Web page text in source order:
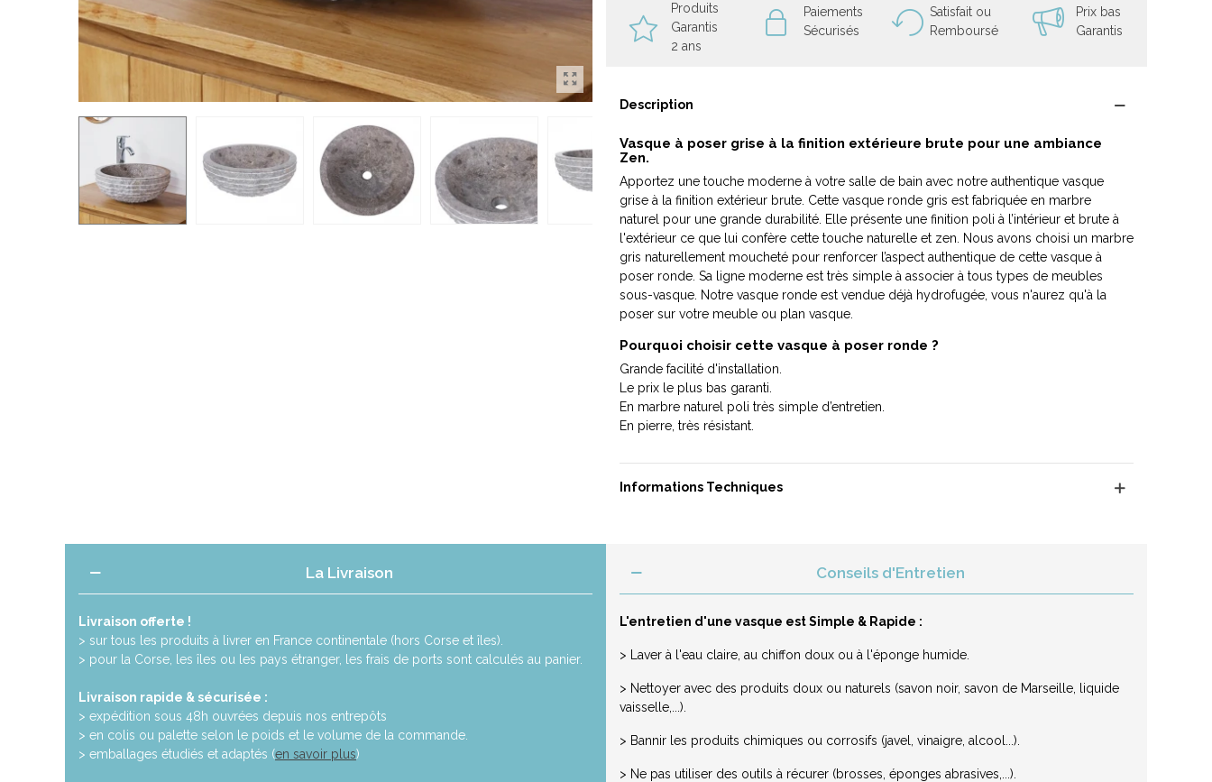
Produits
Garantis
2 ans
Paiements
Sécurisés
Satisfait ou
Remboursé
Prix bas
Garantis
Description
Vasque à poser grise à la finition extérieure brute pour une ambiance
Zen.
Apportez une touche moderne à votre salle de bain avec notre authentique vasque
grise à la finition extérieur brute. Cette vasque ronde gris est fabriquée en marbre
naturel pour une grande durabilité. Elle présente une finition poli à l’intérieur et brute à
l'extérieur ce que lui confère cette touche naturelle et zen. Nous avons choisi un marbre
gris naturellement moucheté pour renforcer l’aspect authentique de cette vasque à
poser ronde. Sa ligne moderne est très simple à associer à tous types de meubles
sous-vasque. Notre vasque ronde est vendue déjà hydrofugée, vous n'aurez qu'à la
poser sur votre meuble ou plan vasque.
Pourquoi choisir cette vasque à poser ronde ?
Grande facilité d'installation.
Le prix le plus bas garanti.
En marbre naturel poli très simple d’entretien.
En pierre, très résistant.
Informations Techniques
La Livraison
Livraison offerte !
> sur tous les produits à livrer en France continentale (hors Corse et îles).
> pour la Corse, les îles ou les pays étranger, les frais de ports sont calculés au panier.
Livraison rapide & sécurisée :
> expédition sous 48h ouvrées depuis nos entrepôts
> en colis ou palette selon le poids et le volume de la commande.
> emballages étudiés et adaptés (en savoir plus)
Conseils d'Entretien
L'entretien d'une vasque est Simple & Rapide :
> Laver à l'eau claire, au chiffon doux ou à l'éponge humide.
> Nettoyer avec des produits doux ou naturels (savon noir, savon de Marseille, liquide
vaisselle,...).
> Bannir les produits chimiques ou corrosifs (javel, vinaigre, alcool...).
> Ne pas utiliser des outils à récurer (brosses, éponges abrasives,...).